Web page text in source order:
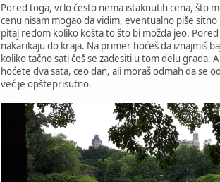
Pored toga, vrlo često nema istaknutih cena, što
cenu nisam mogao da vidim, eventualno piše
pitaj redom koliko košta to što bi možda jeo.
nakarikaju do kraja. Na primer hoćeš da iznajmiš
koliko tačno sati ćeš se zadesiti u tom delu grada.
hoćete dva sata, ceo dan, ali moraš odmah da se
već je opšteprisutno.